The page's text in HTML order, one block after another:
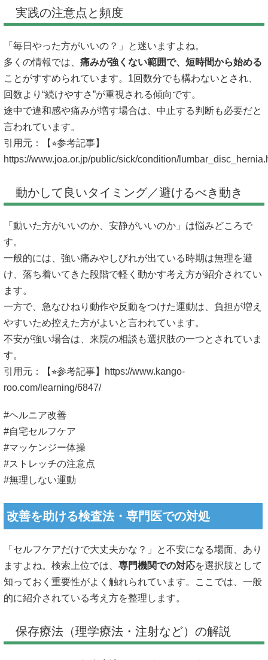
実践の注意点と頻度
「毎日やった方がいいの？」と迷いますよね。
多くの情報では、 痛みが強くない範囲で、短時間から始める
ことがすすめられています。1回数分でも構わないとされ、
回数より“続けやすさ”が重視される傾向です。
途中で違和感や痛みが増す場合は、中止する判断も必要だと
言われています。
引用元：【⭐︎参考記事】
https://www.joa.or.jp/public/sick/condition/
動かして良いタイミング／避けるべき動き
「動いた方がいいのか、安静がいいのか」は悩みどころで
す。
一般的には、強い痛みやしびれが出ている時期は無理を避
け、落ち着いてきた段階で軽く動かす考え方が紹介されてい
ます。
一方で、急なひねり動作や反動をつけた運動は、負担が増え
やすいため控えた方がよいと言われています。
不安が強い場合は、来院の相談も選択肢の一つとされていま
す。
引用元：【⭐︎参考記事】
https://www.kango-
roo.com/learning/6847/
#ヘルニア改善
#自宅セルフケア
#マッケンジー体操
#ストレッチの注意点
#無理しない運動
改善を助ける検査法・専門医での対処
「セルフケアだけで大丈夫かな？」と不安になる場面、あり
ますよね。検索上位では、 専門機関での対応を選択肢として
知っておく重要性がよく触れられています。ここでは、一般
的に紹介されている考え方を整理します。
保存療法（理学療法・注射など）の解説